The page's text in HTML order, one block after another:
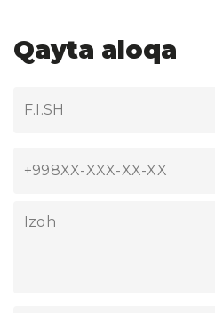
Qayta aloqa